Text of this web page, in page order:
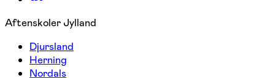
Aftenskoler Jylland
Djursland
Herning
Nordals